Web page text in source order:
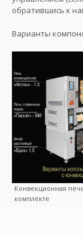
обратившись к
Варианты
Конвекционная
комплекте